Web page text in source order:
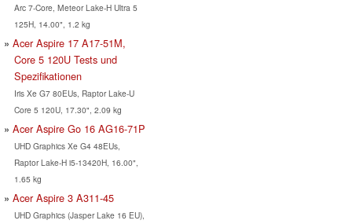
Arc 7-Core, Meteor Lake-H Ultra 5
125H, 14.00", 1.2 kg
Acer Aspire 17 A17-51M,
Core 5 120U Tests und
Spezifikationen
Iris Xe G7 80EUs, Raptor Lake-U
Core 5 120U, 17.30", 2.09 kg
Acer Aspire Go 16 AG16-71P
UHD Graphics Xe G4 48EUs,
Raptor Lake-H i5-13420H, 16.00",
1.65 kg
Acer Aspire 3 A311-45
UHD Graphics (Jasper Lake 16 EU),